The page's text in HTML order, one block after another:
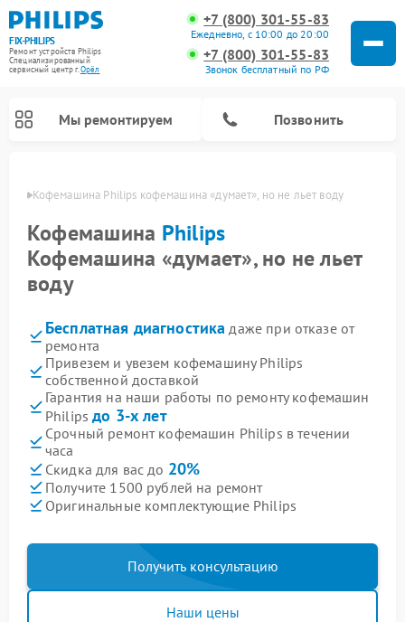
FIX-PHILIPS
Ремонт устройств Philips
Специализированный
cервисный центр г.Орёл
+7 (800) 301-55-83
Ежедневно, с 10:00 до 20:00
+7 (800) 301-55-83
Звонок бесплатный по РФ
Мы ремонтируем Позвонить
Кофемашина Philips кофемашина «думает», но не льет воду
Кофемашина Philips
Кофемашина «думает», но не льет
воду
Бесплатная диагностика даже при отказе от
ремонта
Привезем и увезем кофемашину Philips
собственной доставкой
Гарантия на наши работы по ремонту кофемашин
Philipsдо 3-х лет
Срочный ремонт кофемашин Philips в течении
часа
Скидка для вас до 20%
Получите 1500 рублей на ремонт
Оригинальные комплектующие Philips
Получить консультацию
Наши цены